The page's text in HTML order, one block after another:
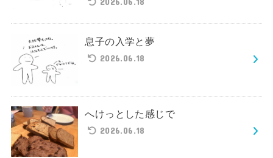
息子の入学と夢
2026.06.18
へけっとした感じで
2026.06.18